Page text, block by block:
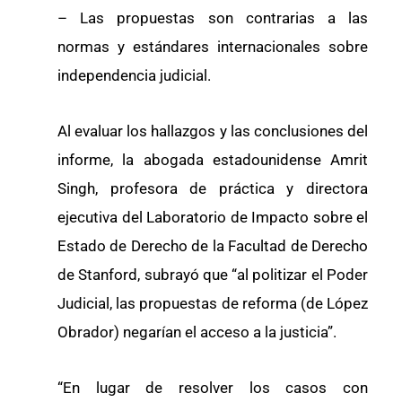
– Las propuestas son contrarias a las
normas y estándares internacionales sobre
independencia judicial.
Al evaluar los hallazgos y las conclusiones del
informe, la abogada estadounidense Amrit
Singh, profesora de práctica y directora
ejecutiva del Laboratorio de Impacto sobre el
Estado de Derecho de la Facultad de Derecho
de Stanford, subrayó que “al politizar el Poder
Judicial, las propuestas de reforma (de López
Obrador) negarían el acceso a la justicia”.
“En lugar de resolver los casos con